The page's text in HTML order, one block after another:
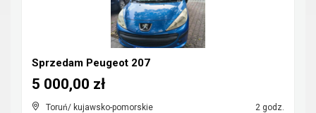
Sprzedam Peugeot 207
Toruń/ kujawsko-pomorskie 2 godz.
5 000,00 zł